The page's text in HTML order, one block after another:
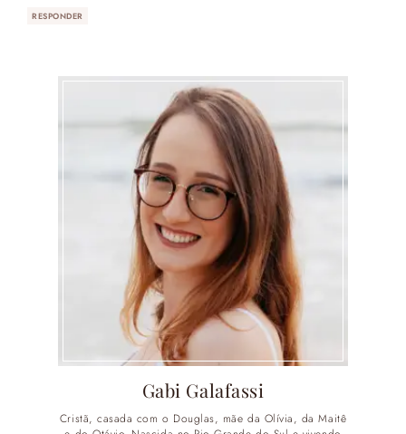
RESPONDER
Gabi Galafassi
Cristã, casada com o Douglas, mãe da Olívia, da Maitê